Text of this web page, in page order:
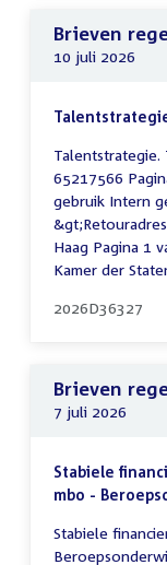
Brieven
10 juli 2026
65217566
gebruik Intern
Haag Pagina 1
Kamer der
2026D36327
Brieven
7 juli 2026
Stabiele
mbo -
Stabiele